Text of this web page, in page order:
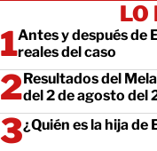
LO
Antes y después de
reales del caso
Resultados del
del 2 de agosto del
¿Quién es la hija de